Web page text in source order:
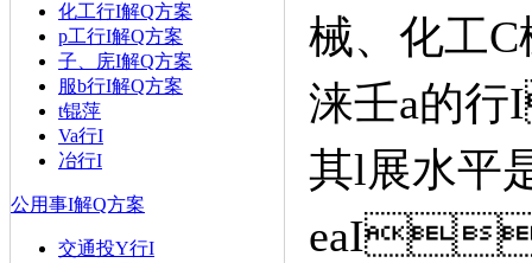
化工行I解Q方案
p工行I解Q方案
子、庑I解Q方案
服b行I解Q方案
t锟萍
Va行I
冶行I
公用事I解Q方案
交通投Y行I
械、化
涞壬a的
其l展水平